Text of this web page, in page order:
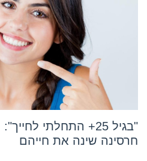
"בגיל 25+ התחלתי
חרסינה שינה את חייהם